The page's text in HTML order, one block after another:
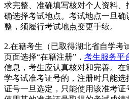
求完整、准确填写核对个人资料
确选择考试地点。考试地点一旦
整，须履行考试地点变更手续。
2.在籍考生（已取得湖北省自学考
页面选择“在籍注册”， 考生服务平
信息，考生应认真核对和完善。
学考试准考证号的，注册时只能
证号一旦选定，只能使用该准考证